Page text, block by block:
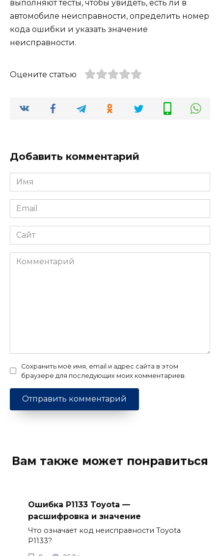
выполняют тесты, чтобы увидеть, есть ли в
автомобиле неисправности, определить номер
кода ошибки и указать значение
неисправности.
Оцените статью
Добавить комментарий
Имя
*
Email
*
Сайт
Комментарий
Сохранить моё имя, email и адрес сайта в этом
браузере для последующих моих комментариев.
Вам также может понравиться
Ошибка P1133 Toyota —
расшифровка и значение
Что означает код неисправности Toyota
P1133?